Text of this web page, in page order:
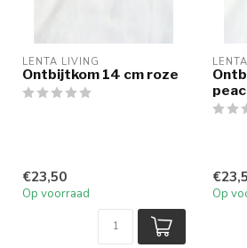
LENTA LIVING
Ontbijtkom 14 cm roze
€23,50
Op voorraad Op